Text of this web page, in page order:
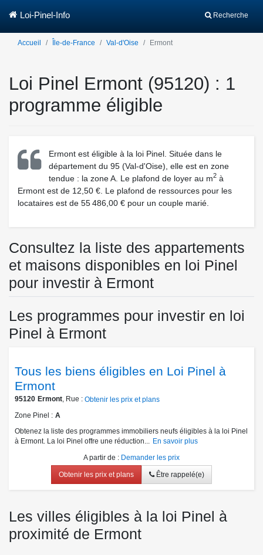
Recherche
Loi-Pinel-Info
Accueil Île-de-France Val-d'Oise Ermont
Loi Pinel Ermont (95120) : 1
programme éligible
Ermont est éligible à la loi Pinel. Située dans le
département du 95 (Val-d'Oise), elle est en zone
tendue : la zone A. Le plafond de loyer au m2à
Ermont est de 12,50 €. Le plafond de ressources pour les
locataires est de 55 486,00 € pour un couple marié.
Consultez la liste des appartements
et maisons disponibles en loi Pinel
pour investir à Ermont
Les programmes pour investir en loi
Pinel à Ermont
Tous les biens éligibles en Loi Pinel à
Ermont
95120 Ermont , Rue : Obtenir les prix et plans
Zone Pinel
A
Obtenez la liste des programmes immobiliers neufs éligibles à la loi Pinel
à Ermont. La loi Pinel offre une réduction...
En savoir plus
A partir de : Demander les prix
Obtenir les prix et plans Être rappelé(e)
Les villes éligibles à la loi Pinel à
proximité de Ermont